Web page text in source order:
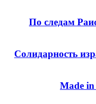
"По следам
“Cолидарность
“Made